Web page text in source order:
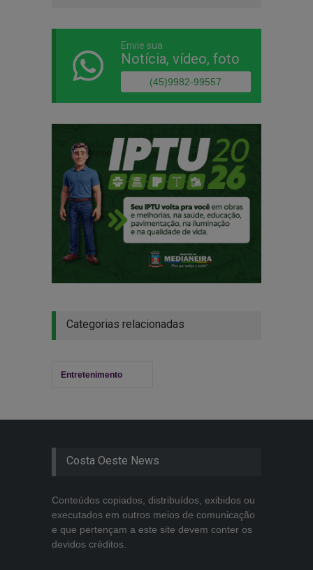
Envie sua
Notícia, vídeo, foto
(45)9982-99557
Categorias relacionadas
Entretenimento
Costa Oeste News
Conteúdos copiados, distribuídos, exibidos ou
executados em outros meios de comunicação
e que pertençam a este site devem conter os
devidos créditos.